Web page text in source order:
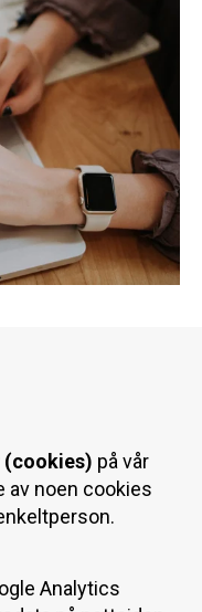
(cookies) på vår
av noen cookies
Analytics